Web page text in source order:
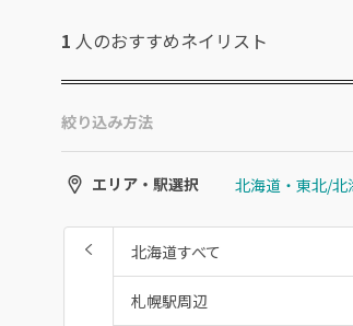
1 人のおすすめネイリスト
絞り込み方法
エリア・駅選択
北海道すべて
札幌駅周辺